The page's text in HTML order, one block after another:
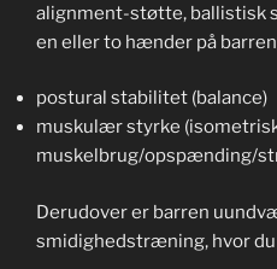
alignment-støtte, ballistisk
en eller to hænder på
postural stabilitet (balance)
muskulær styrke
muskelbrug/opspænding/
Derudover er barren
smidighedstræning, hvor